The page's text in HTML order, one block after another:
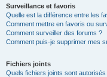
Surveillance et favoris
Quelle est la différence entre les
Comment mettre en favoris ou
Comment surveiller des forums ?
Comment puis-je supprimer mes
Fichiers joints
Quels fichiers joints sont